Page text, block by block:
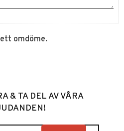
omdöme.
& TA DEL AV VÅRA